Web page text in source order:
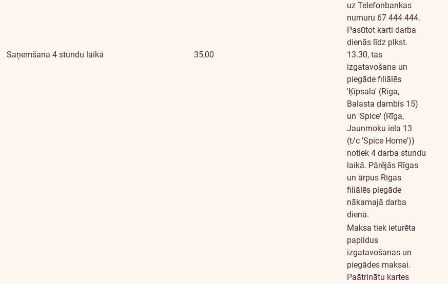
Saņemšana 4 stundu laikā 35,00
uz Telefonbankas
numuru 67 444 444.
Pasūtot karti darba
dienās līdz plkst.
13.30, tās
izgatavošana un
piegāde filiālēs
'Ķīpsala' (Rīga,
Balasta dambis 15)
un 'Spice' (Rīga,
Jaunmoku iela 13
(t/c 'Spice Home'))
notiek 4 darba stundu
laikā. Pārējās Rīgas
un ārpus Rīgas
filiālēs piegāde
nākamajā darba
dienā.
Maksa tiek ieturēta
papildus
izgatavošanas un
piegādes maksai.
Paātrinātu kartes